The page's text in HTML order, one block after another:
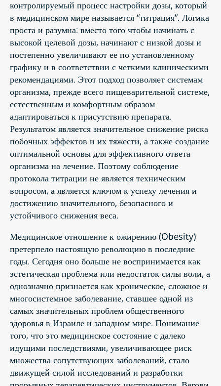
контролируемый процесс настройки дозы, который
в медицинском мире называется “титрация”. Логика
проста и разумна: вместо того чтобы начинать с
высокой целевой дозы, начинают с низкой дозы и
постепенно увеличивают ее по установленному
графику и в соответствии с четкими клиническими
рекомендациями. Этот подход позволяет системам
организма, прежде всего пищеварительной системе,
естественным и комфортным образом
адаптироваться к присутствию препарата.
Результатом является значительное снижение риска
побочных эффектов и их тяжести, а также создание
оптимальной основы для эффективного ответа
организма на лечение. Поэтому соблюдение
протокола титрации не является техническим
вопросом, а является ключом к успеху лечения и
достижению значительного, безопасного и
устойчивого снижения веса.
Медицинское отношение к ожирению (Obesity)
претерпело настоящую революцию в последние
годы. Сегодня оно больше не воспринимается как
эстетическая проблема или недостаток силы воли, а
однозначно признается как хроническое, сложное и
многосистемное заболевание, ставшее одной из
самых значительных проблем общественного
здоровья в Израиле и западном мире. Понимание
того, что это медицинское состояние с далеко
идущими последствиями, увеличивающее риск
множества сопутствующих заболеваний, стало
движущей силой исследований и разработки